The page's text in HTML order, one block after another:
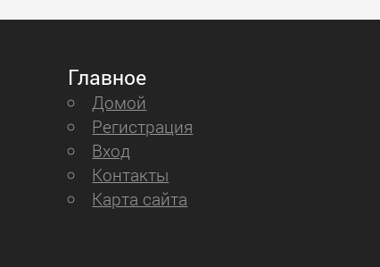
Главное
Домой
Регистрация
Вход
Контакты
Карта сайта